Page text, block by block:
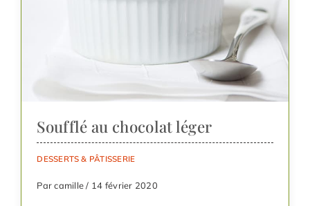
Soufflé au chocolat léger
DESSERTS & PÂTISSERIE
Par camille / 14 février 2020